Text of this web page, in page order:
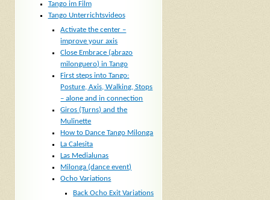
Tango im Film
Tango Unterrichtsvideos
Activate the center –
improve your axis
Close Embrace (abrazo
milonguero) in Tango
First steps into Tango:
Posture, Axis, Walking, Stops
– alone and in connection
Giros (Turns) and the
Mulinette
How to Dance Tango Milonga
La Calesita
Las Medialunas
Milonga (dance event)
Ocho Variations
Back Ocho Exit Variations